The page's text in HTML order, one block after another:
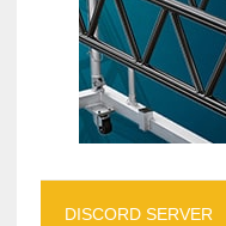
DISCORD SERVER